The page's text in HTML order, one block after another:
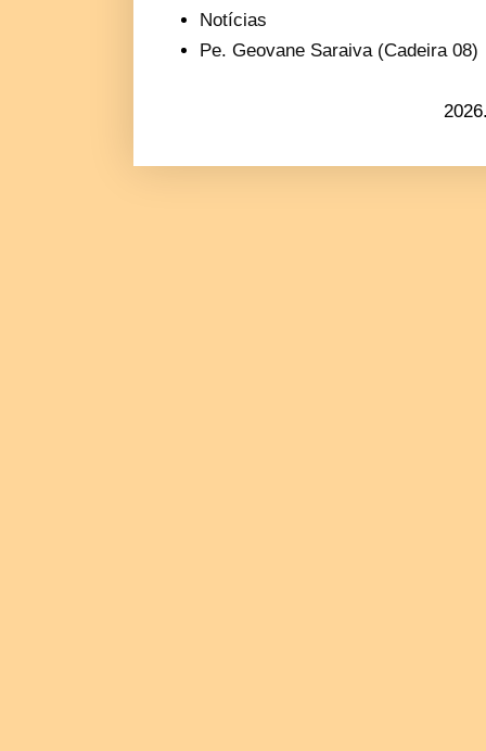
Notícias
Pe. Geovane Saraiva (Cadeira 08)